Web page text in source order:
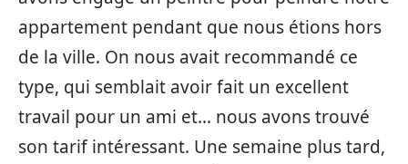
appartement pendant que nous étions hors
de la ville. On nous avait recommandé ce
type, qui semblait avoir fait un excellent
travail pour un ami et… nous avons trouvé
son tarif intéressant. Une semaine plus tard,